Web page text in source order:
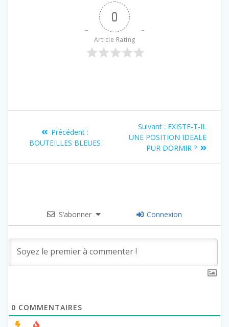
0
Article Rating
Précédent :
BOUTEILLES BLEUES
Suivant : EXISTE-T-IL
UNE POSITION IDEALE
PUR DORMIR ?
S’abonner Connexion
0 COMMENTAIRES